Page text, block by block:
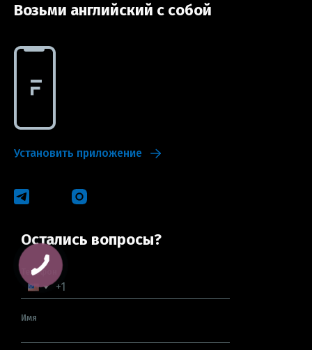
Возьми английский с собой
Установить приложение
Остались вопросы?
Телефон
Имя